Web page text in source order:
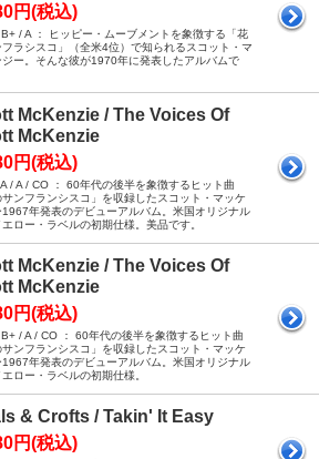
円(税込)
/ A ： ヒッピー・ムーブメントを象徴する「花
ラシスコ」（全米4位）で知られるスコット・マ
ジー。そんな彼が1970年に発表したアルバムで
McKenzie / The Voices Of
McKenzie
円(税込)
/ A / CO ： 60年代の後半を象徴するヒット曲
サンフランシスコ」を収録したスコット・マッケ
1967年発表のデビューアルバム。米国オリジナル
ロー・ラベルの初期仕様。美品です。
McKenzie / The Voices Of
McKenzie
円(税込)
/ A / CO ： 60年代の後半を象徴するヒット曲
サンフランシスコ」を収録したスコット・マッケ
1967年発表のデビューアルバム。米国オリジナル
ロー・ラベルの初期仕様。
& Crofts / Takin' It Easy
円(税込)